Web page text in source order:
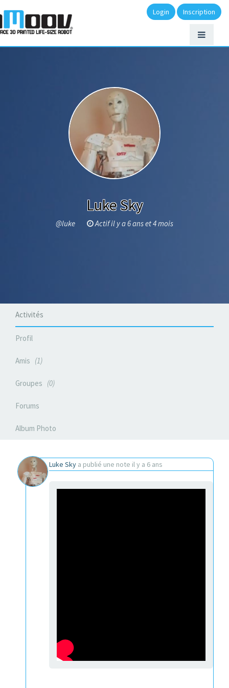
Login Inscription
Luke Sky
@luke Actif il y a 6 ans et 4 mois
Activités
Profil
Amis 1
Groupes 0
Forums
Album Photo
Luke Sky a publié une note il y a 6 ans